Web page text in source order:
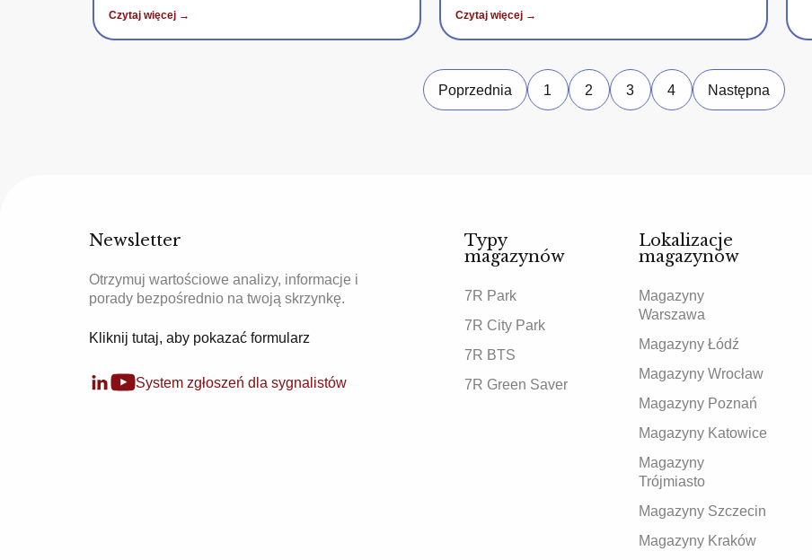
Czytaj więcej → Czytaj więcej →
Poprzednia 1 2 3 4 Następna
Newsletter
Otrzymuj wartościowe analizy, informacje i
porady bezpośrednio na twoją skrzynkę.
Kliknij tutaj, aby pokazać formularz
System zgłoszeń dla sygnalistów
Typy
magazynów
7R Park
7R City Park
7R BTS
7R Green Saver
Lokalizacje
magazynów
Magazyny
Warszawa
Magazyny Łódź
Magazyny Wrocław
Magazyny Poznań
Magazyny Katowice
Magazyny
Trójmiasto
Magazyny Szczecin
Magazyny Kraków